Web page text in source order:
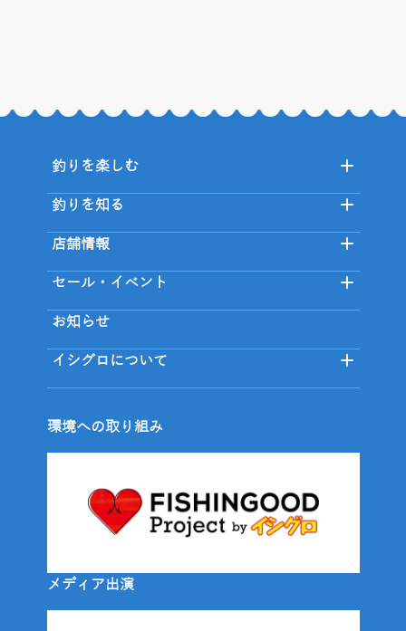
釣りを楽しむ
釣りを知る
店舗情報
セール・イベント
お知らせ
イシグロについて
環境への取り組み
メディア出演